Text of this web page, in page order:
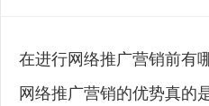
在进行网络推广营销前有
网络推广营销的优势真的